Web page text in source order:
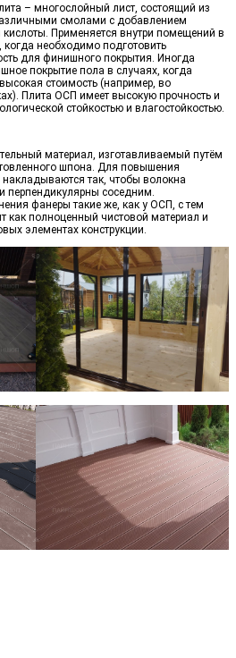
– многослойный лист, состоящий из
смолами с добавлением
кислоты. Применяется внутри помещений в
необходимо подготовить
для финишного покрытия. Иногда
покрытие пола в случаях, когда
стоимость (например, во
Плита ОСП имеет высокую прочность и
стойкостью и влагостойкостью.
материал, изготавливаемый путём
шпона. Для повышения
так, чтобы волокна
перпендикулярны соседним.
фанеры такие же, как у ОСП, с тем
как полноценный чистовой материал и
элементах конструкции.